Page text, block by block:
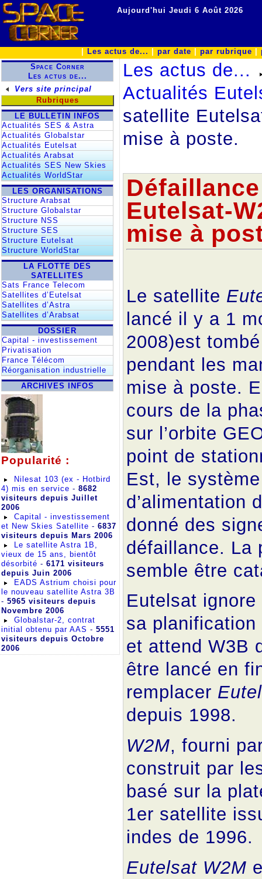
Aujourd'hui Jeudi 6 Août 2026
Les actus de... par date par rubrique
Space Corner
Les actus de...
Vers site principal
Rubriques
LE BULLETIN INFOS
Actualités SES & Astra
Actualités Globalstar
Actualités Eutelsat
Actualités Arabsat
Actualités SES New Skies
Actualités WorldStar
LES ORGANISATIONS
Structure Arabsat
Structure Globalstar
Structure NSS
Structure SES
Structure Eutelsat
Structure WorldStar
LA FLOTTE DES
SATELLITES
Sats France Telecom
Satellites d’Eutelsat
Satellites d’Astra
Satellites d’Arabsat
DOSSIER
Capital - investissement
Privatisation
France Télécom
Réorganisation industrielle
ARCHIVES INFOS
Popularité :
Nilesat 103 (ex - Hotbird
4) mis en service - 8682
visiteurs depuis Juillet
2006
Capital - investissement
et New Skies Satellite - 6837
visiteurs depuis Mars 2006
Le satellite Astra 1B,
vieux de 15 ans, bientôt
désorbité - 6171 visiteurs
depuis Juin 2006
EADS Astrium choisi pour
le nouveau satellite Astra 3B
- 5965 visiteurs depuis
Novembre 2006
Globalstar-2, contrat
initial obtenu par AAS - 5551
visiteurs depuis Octobre
2006
Les actus de...
Actualités
satellite
mise à poste.
Eutelsat-
mise à
Le satellite
lancé il y a 1
2008)est
pendant les
mise à poste.
cours de la
sur l’orbite
point de
Est, le système
d’alimentation
donné des
défaillance. La
semble être
Eutelsat ignore
sa
et attend W3B
être lancé en
remplacer
depuis 1998.
W2M, fourni
construit par
basé sur la
1er satellite
indes de 1996.
Eutelsat W2M